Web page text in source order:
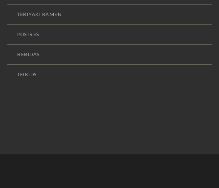
TERIYAKI RAMEN
POSTRES
BEBIDAS
TEIKIDS